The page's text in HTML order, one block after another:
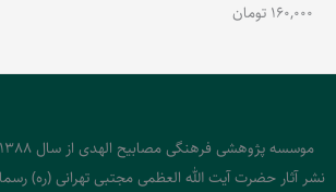
160,000 تومان
نشر آثار حضرت آیت الله العظمی مجتبی تهرانی (ره) رسما